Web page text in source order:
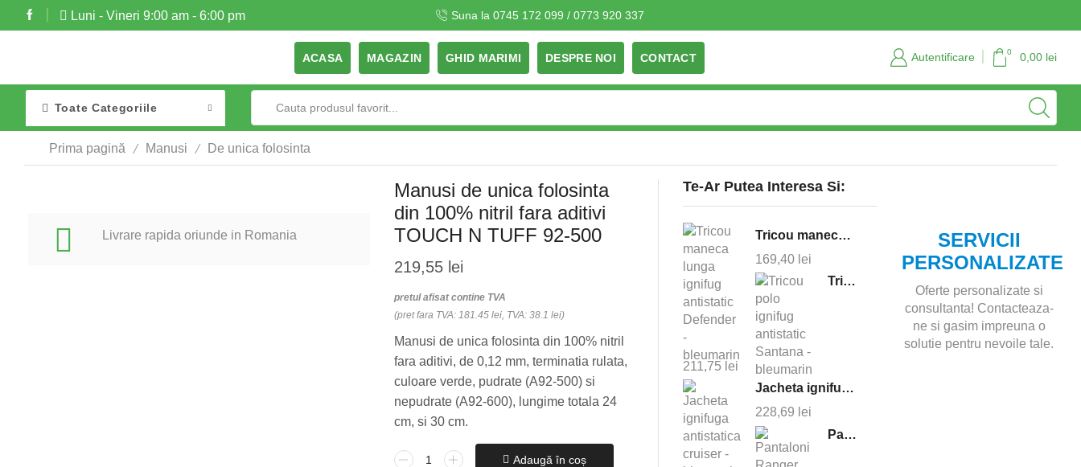
Luni - Vineri 9:00 am - 6:00 pm Suna la 0745 172 099 / 0773 920 337
ACASA MAGAZIN GHID MARIMI DESPRE NOI CONTACT Autentificare 0 0,00 lei
Toate Categoriile
input
Prima pagină / Manusi / De unica folosinta
Livrare rapida oriunde in Romania
Manusi de unica folosinta
din 100% nitril fara aditivi
TOUCH N TUFF 92-500
219,55 lei
pretul afisat contine TVA
(pret fara TVA: 181.45 lei, TVA: 38.1 lei)
Manusi de unica folosinta din 100% nitril
fara aditivi, de 0,12 mm, terminatia rulata,
culoare verde, pudrate (A92-500) si
nepudrate (A92-600), lungime totala 24
cm, si 30 cm.
Cantitate
Adaugă în coș
Te-Ar Putea Interesa Si:
Tricou maneca lunga ignifug antistatic Defender - bleumarin
169,40 lei
Tricou polo ignifug antistatic Santana - bleumarin
211,75 lei
Jacheta ignifuga antistatica cruiser - bleumarin
228,69 lei
Pantaloni Ranger, ignifug
SERVICII
PERSONALIZATE
Oferte personalizate si
consultanta! Contacteaza-
ne si gasim impreuna o
solutie pentru nevoile tale.